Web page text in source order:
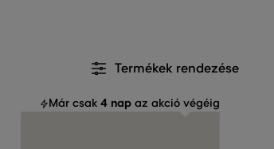
Termékek rendezése
Már csak 4 napaz akció végéig